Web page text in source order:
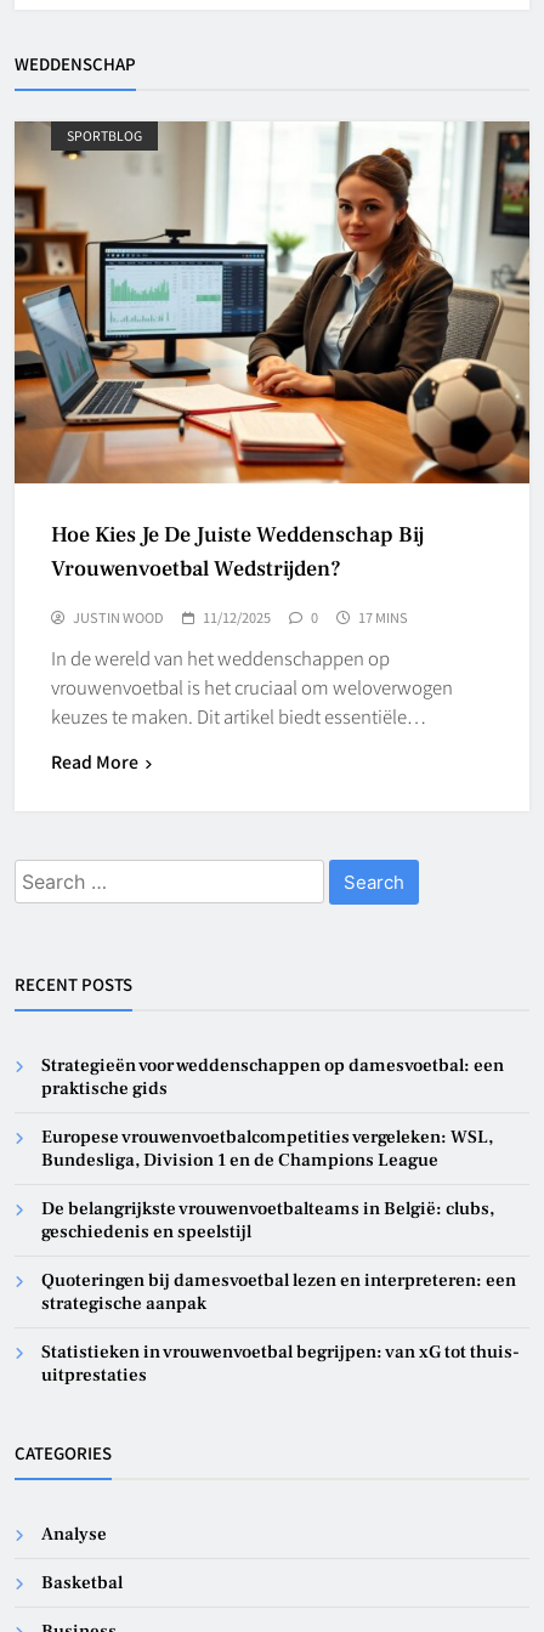
WEDDENSCHAP
SPORTBLOG
Hoe Kies Je De Juiste Weddenschap Bij
Vrouwenvoetbal Wedstrijden?
JUSTIN WOOD 11/12/2025 0 17 MINS
In de wereld van het weddenschappen op
vrouwenvoetbal is het cruciaal om weloverwogen
keuzes te maken. Dit artikel biedt essentiële…
Read More
Search
for:
RECENT POSTS
Strategieën voor weddenschappen op damesvoetbal: een
praktische gids
Europese vrouwenvoetbalcompetities vergeleken: WSL,
Bundesliga, Division 1 en de Champions League
De belangrijkste vrouwenvoetbalteams in België: clubs,
geschiedenis en speelstijl
Quoteringen bij damesvoetbal lezen en interpreteren: een
strategische aanpak
Statistieken in vrouwenvoetbal begrijpen: van xG tot thuis-
uitprestaties
CATEGORIES
Analyse
Basketbal